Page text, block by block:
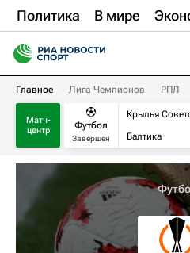
Политика В мире
Главное Лига Чемпионов РПЛ
Матч-
центр
Футбол
Завершен
Крылья
Балтика